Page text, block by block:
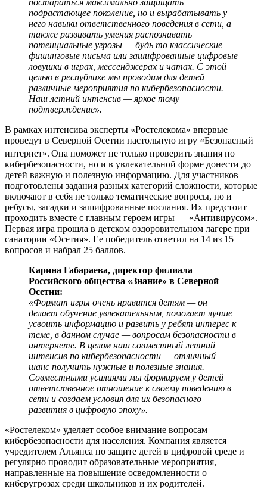
подрастающее поколение, но и вырабатывать у
него навыки ответственного поведения в сети, а
также развивать умения распознавать
потенциальные угрозы — будь то классические
фишинговые письма или зашифрованные цифровые
ловушки в играх, мессенджерах и чатах. С этой
целью в республике мы проводим для детей
различные мероприятия по кибербезопасности.
Наш летний интенсив — яркое тому
подтверждение».
В рамках интенсива эксперты «Ростелекома» впервые
проведут в Северной Осетии настольную игру «Безопасный
интернет». Она поможет не только проверить знания по
кибербезопасности, но и в увлекательной форме донести до
детей важную и полезную информацию. Для участников
подготовлены задания разных категорий сложности, которые
включают в себя не только тематические вопросы, но и
ребусы, загадки и зашифрованные послания. Их предстоит
проходить вместе с главным героем игры — «Антивирусом».
Первая игра прошла в детском оздоровительном лагере при
санатории «Осетия». Ее победитель ответил на 14 из 15
вопросов и набрал 25 баллов.
Карина Габараева, директор филиала
Российского общества «Знание» в Северной
Осетии:
«Формат игры очень нравится детям — он
делает обучение увлекательным, помогает лучше
усвоить информацию и развить у ребят интерес к
теме, в данном случае — вопросам безопасности в
интернете. В целом наш совместный летний
интенсив по кибербезопасности — отличный
шанс получить нужные и полезные знания.
Совместными усилиями мы формируем у детей
ответственное отношение к своему поведению в
сети и создаем условия для их безопасного
развития в цифровую эпоху».
«Ростелеком» уделяет особое внимание вопросам
кибербезопасности для населения. Компания является
учредителем Альянса по защите детей в цифровой среде и
регулярно проводит образовательные мероприятия,
направленные на повышение осведомленности о
киберугрозах среди школьников и их родителей.